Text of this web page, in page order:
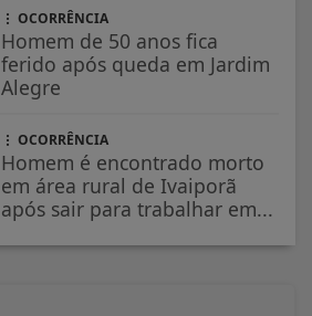
OCORRÊNCIA
Homem de 50 anos fica
ferido após queda em Jardim
Alegre
OCORRÊNCIA
Homem é encontrado morto
em área rural de Ivaiporã
após sair para trabalhar em...